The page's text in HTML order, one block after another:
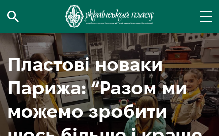
Пластові новаки
Парижа: “Разом ми
можемо зробити